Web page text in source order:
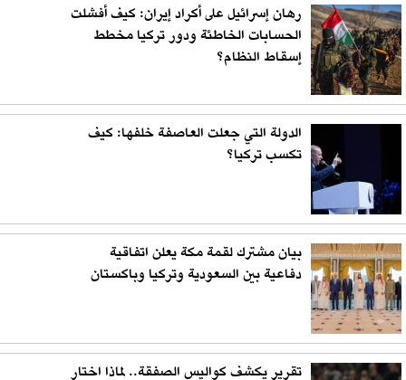
رهان إسرائيل على أكراد إيران: كيف أفشلت
الحسابات الخاطئة ودور تركيا مخطط
إسقاط النظام؟
الدولة التي جعلت العاصفة خلفها: كيف
تكسب تركيا؟
بيان مشترك لقمة مكة يعلن اتفاقية
دفاعية بين السعودية وتركيا وباكستان
تقرير يكشف كواليس الصفقة.. لماذا اختار